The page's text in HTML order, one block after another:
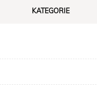
KATEGORIE